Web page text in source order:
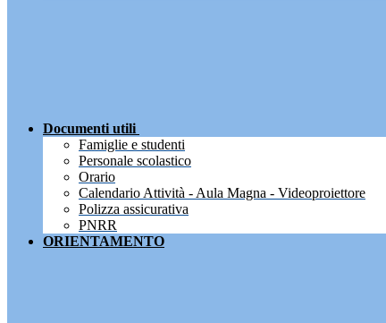
Documenti utili
Famiglie e studenti
Personale scolastico
Orario
Calendario Attività - Aula Magna - Videoproiettore
Polizza assicurativa
PNRR
ORIENTAMENTO